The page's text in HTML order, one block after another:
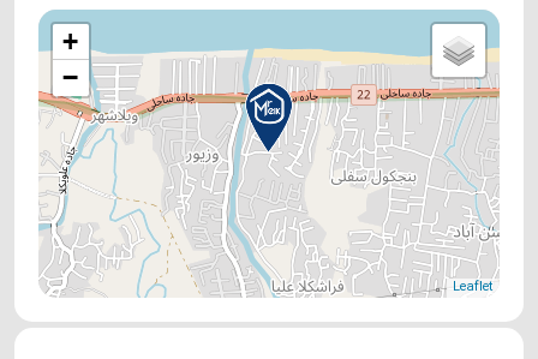
+
−
Leaflet